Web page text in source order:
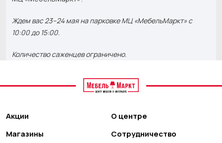
Ждем вас 23–24 мая на парковке МЦ «МебельМаркт» с
10:00 до 15:00.
Количество саженцев ограничено.
Акции
Магазины
О центре
Сотрудничество